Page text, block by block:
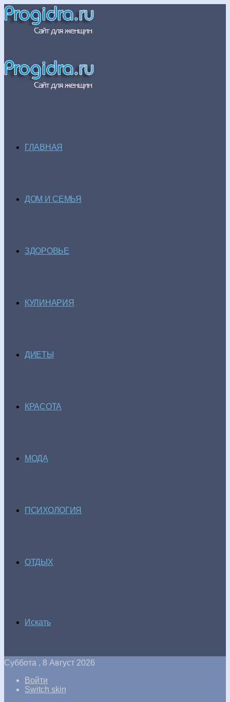
ГЛАВНАЯ
ДОМ И СЕМЬЯ
ЗДОРОВЬЕ
КУЛИНАРИЯ
ДИЕТЫ
КРАСОТА
МОДА
ПСИХОЛОГИЯ
ОТДЫХ
Искать
Суббота , 8 Август 2026
Войти
Switch skin